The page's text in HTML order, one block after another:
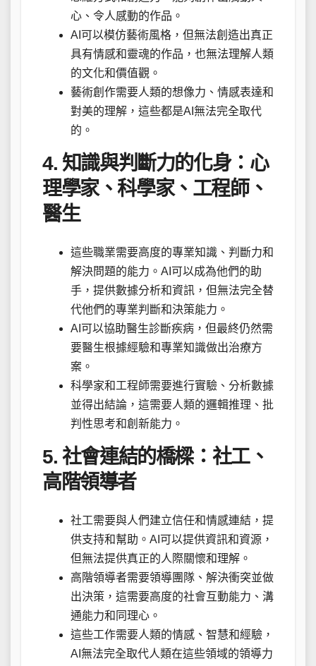
心、令人感動的作品。
AI可以模仿藝術風格，但無法創造出真正
具有情感和靈魂的作品，也無法理解人類
的文化和價值觀。
藝術創作需要人類的想像力、情感表達和
對美的理解，這些都是AI無法完全取代
的。
4. 知識與判斷力的化身：心
理學家、科學家、工程師、
醫生
這些職業需要高度的專業知識、判斷力和
解決問題的能力。AI可以成為他們的助
手，提供數據分析和資訊，但無法完全替
代他們的專業判斷和決策能力。
AI可以協助醫生診斷疾病，但最終仍然需
要醫生根據經驗和專業知識做出治療方
案。
科學家和工程師需要進行實驗、分析數據
並得出結論，這需要人類的邏輯推理、批
判性思考和創新能力。
5. 社會連結的橋樑：社工、
高階領導者
社工需要與人們建立信任和情感連結，提
供支持和幫助。AI可以提供資訊和資源，
但無法提供真正的人際關懷和理解。
高階領導者需要領導團隊、解決衝突並做
出決策，這需要高度的社會互動能力、溝
通能力和同理心。
這些工作需要人類的情感、智慧和經驗，
AI無法完全取代人類在這些領域的領導力